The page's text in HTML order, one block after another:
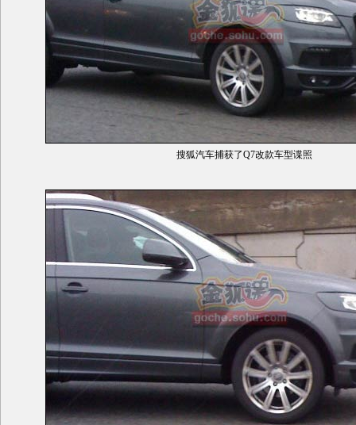
搜狐汽车捕获了Q7改款车型谍照